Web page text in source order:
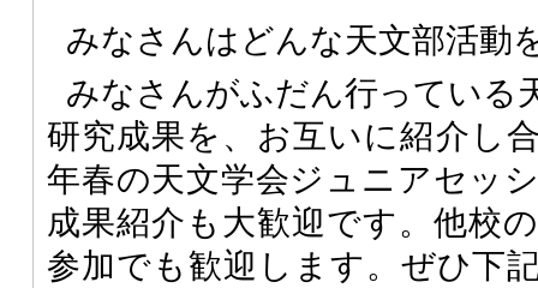
みなさんはどんな天文部活動
みなさんがふだん行っている
研究成果を、お互いに紹介し
年春の天文学会ジュニアセッ
成果紹介も大歓迎です。他校
参加でも歓迎します。ぜひ下